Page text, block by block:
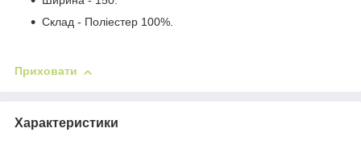
Склад - Поліестер 100%.
Приховати
Характеристики